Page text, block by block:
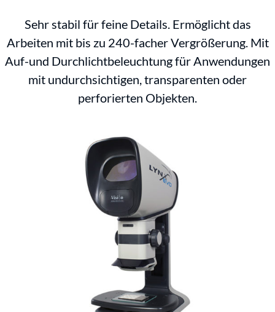
Sehr stabil für feine Details. Ermöglicht das
Arbeiten mit bis zu 240-facher Vergrößerung. Mit
Auf-und Durchlichtbeleuchtung für Anwendungen
mit undurchsichtigen, transparenten oder
perforierten Objekten.